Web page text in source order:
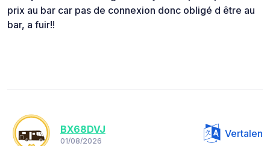
prix au bar car pas de connexion donc obligé d être au
bar, a fuir!!
BX68DVJ
01/08/2026
Vertalen